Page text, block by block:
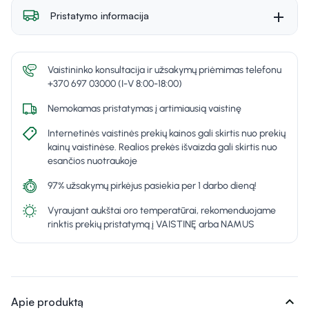
Pristatymo informacija
Vaistininko konsultacija ir užsakymų priėmimas telefonu
+370 697 03000 (I-V 8:00-18:00)
Nemokamas pristatymas į artimiausią vaistinę
Internetinės vaistinės prekių kainos gali skirtis nuo prekių
kainų vaistinėse. Realios prekės išvaizda gali skirtis nuo
esančios nuotraukoje
97% užsakymų pirkėjus pasiekia per 1 darbo dieną!
Vyraujant aukštai oro temperatūrai, rekomenduojame
rinktis prekių pristatymą į VAISTINĘ arba NAMUS
Apie produktą expand_more